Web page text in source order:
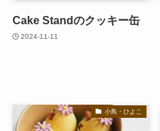
Cake Standのクッキー缶
2024-11-11
小鳥・ひよこ